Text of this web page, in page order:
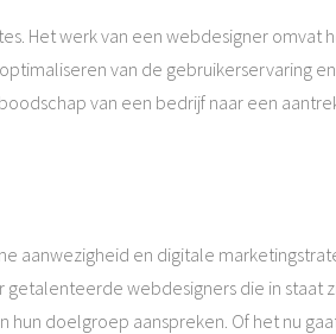
Het werk van een webdesigner omvat
van de gebruikerservaring
van een bedrijf naar een
aanwezigheid en digitale
webdesigners die in staat
doelgroep aanspreken. Of het nu